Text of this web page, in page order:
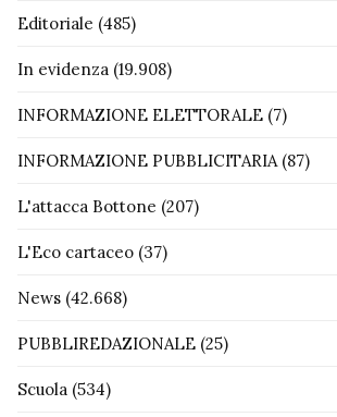
Editoriale (485)
In evidenza (19.908)
INFORMAZIONE ELETTORALE (7)
INFORMAZIONE PUBBLICITARIA(87)
L'attacca Bottone (207)
L'Eco cartaceo (37)
News (42.668)
PUBBLIREDAZIONALE (25)
Scuola (534)